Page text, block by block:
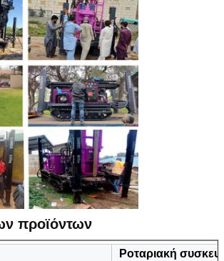
προϊόντων
Ροταριακή